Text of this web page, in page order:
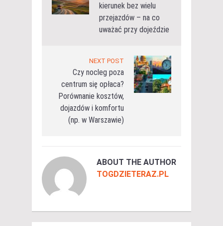
kierunek bez wielu
przejazdów – na co
uważać przy dojeździe
NEXT POST
Czy nocleg poza
centrum się opłaca?
Porównanie kosztów,
dojazdów i komfortu
(np. w Warszawie)
ABOUT THE AUTHOR
TOGDZIETERAZ.PL